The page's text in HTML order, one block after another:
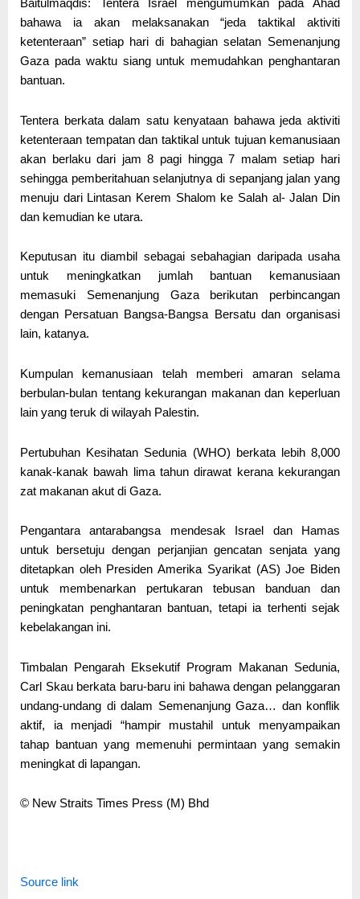
Baitulmaqdis: Tentera Israel mengumumkan pada Ahad
bahawa ia akan melaksanakan “jeda taktikal aktiviti
ketenteraan” setiap hari di bahagian selatan Semenanjung
Gaza pada waktu siang untuk memudahkan penghantaran
bantuan.
Tentera berkata dalam satu kenyataan bahawa jeda aktiviti
ketenteraan tempatan dan taktikal untuk tujuan kemanusiaan
akan berlaku dari jam 8 pagi hingga 7 malam setiap hari
sehingga pemberitahuan selanjutnya di sepanjang jalan yang
menuju dari Lintasan Kerem Shalom ke Salah al- Jalan Din
dan kemudian ke utara.
Keputusan itu diambil sebagai sebahagian daripada usaha
untuk meningkatkan jumlah bantuan kemanusiaan
memasuki Semenanjung Gaza berikutan perbincangan
dengan Persatuan Bangsa-Bangsa Bersatu dan organisasi
lain, katanya.
Kumpulan kemanusiaan telah memberi amaran selama
berbulan-bulan tentang kekurangan makanan dan keperluan
lain yang teruk di wilayah Palestin.
Pertubuhan Kesihatan Sedunia (WHO) berkata lebih 8,000
kanak-kanak bawah lima tahun dirawat kerana kekurangan
zat makanan akut di Gaza.
Pengantara antarabangsa mendesak Israel dan Hamas
untuk bersetuju dengan perjanjian gencatan senjata yang
ditetapkan oleh Presiden Amerika Syarikat (AS) Joe Biden
untuk membenarkan pertukaran tebusan banduan dan
peningkatan penghantaran bantuan, tetapi ia terhenti sejak
kebelakangan ini.
Timbalan Pengarah Eksekutif Program Makanan Sedunia,
Carl Skau berkata baru-baru ini bahawa dengan pelanggaran
undang-undang di dalam Semenanjung Gaza… dan konflik
aktif, ia menjadi “hampir mustahil untuk menyampaikan
tahap bantuan yang memenuhi permintaan yang semakin
meningkat di lapangan.
© New Straits Times Press (M) Bhd
Source link